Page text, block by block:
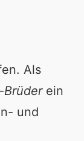
Als
Brüderein
und